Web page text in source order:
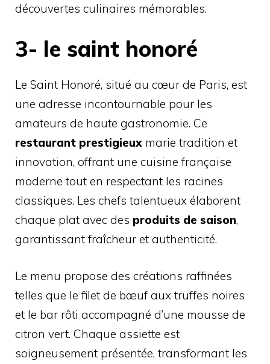
découvertes culinaires mémorables.
3- le saint honoré
Le Saint Honoré, situé au cœur de Paris, est
une adresse incontournable pour les
amateurs de haute gastronomie. Ce
restaurant prestigieux marie tradition et
innovation, offrant une cuisine française
moderne tout en respectant les racines
classiques. Les chefs talentueux élaborent
chaque plat avec des produits de saison,
garantissant fraîcheur et authenticité.
Le menu propose des créations raffinées
telles que le filet de bœuf aux truffes noires
et le bar rôti accompagné d’une mousse de
citron vert. Chaque assiette est
soigneusement présentée, transformant les